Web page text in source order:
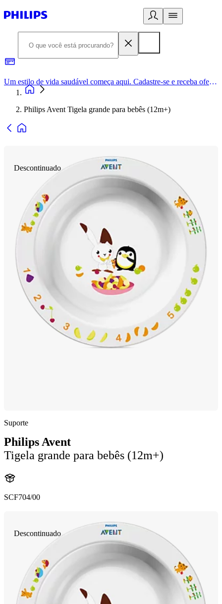
Um estilo de vida saudável começa aqui. Cadastre-se e receba ofertas exclusivas.
Philips Avent Tigela grande para bebês (12m+)
Descontinuado
Suporte
Philips Avent
Tigela grande para bebês (12m+)
SCF704/00
Descontinuado